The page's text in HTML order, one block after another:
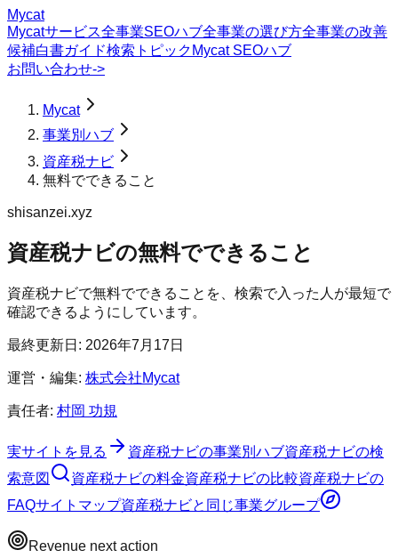
Mycat
Mycatサービス全事業SEOハブ全事業の選び方全事業の改善
候補白書ガイド検索トピック Mycat SEOハブ
お問い合わせ->
Mycat
事業別ハブ
資産税ナビ
無料でできること
shisanzei.xyz
資産税ナビの無料でできること
資産税ナビで無料でできることを、検索で入った人が最短で
確認できるようにしています。
最終更新日: 2026年7月17日
運営・編集: 株式会社Mycat
責任者: 村岡 功規
実サイトを見る 資産税ナビの事業別ハブ資産税ナビの検
索意図
資産税ナビの料金資産税ナビの比較資産税ナビの
FAQサイトマップ資産税ナビと同じ事業グループ
Revenue next action